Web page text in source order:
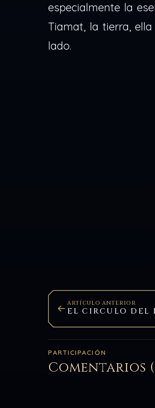
especialmente la
Tiamat, la tierra,
lado.
ARTÍCULO ANTERIOR
EL CIRCULO DEL
PARTICIPACIÓN
Comentarios